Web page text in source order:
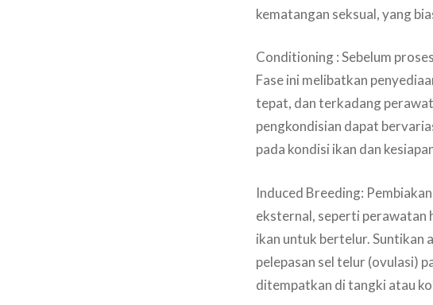
kematangan seksual, yang
Conditioning : Sebelum
Fase ini melibatkan
tepat, dan terkadang
pengkondisian dapat
pada kondisi ikan dan
Induced Breeding:
eksternal, seperti perawatan
ikan untuk bertelur. Suntikan
pelepasan sel telur (ovulasi)
ditempatkan di tangki atau